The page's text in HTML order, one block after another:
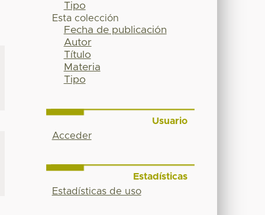
Tipo
Esta colección
Fecha de publicación
Autor
Título
Materia
Tipo
Usuario
Acceder
Estadísticas
Estadísticas de uso